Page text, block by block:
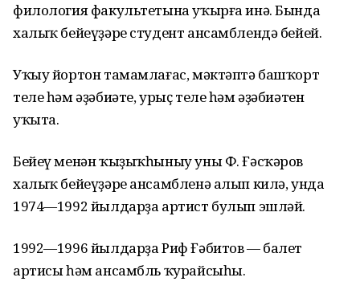
филология факультетына уҡырға инә. Бында
халыҡ бейеүҙәре студент ансамблендә бейей.
Уҡыу йортон тамамлағас, мәктәптә башҡорт
теле һәм әҙәбиәте, урыҫ теле һәм әҙәбиәтен
уҡыта.
Бейеү менән ҡыҙыҡһыныу уны Ф. Ғәсҡәров
халыҡ бейеүҙәре ансамбленә алып килә, унда
1974—1992 йылдарҙа артист булып эшләй.
1992—1996 йылдарҙа Риф Ғәбитов — балет
артисы һәм ансамбль ҡурайсыһы.